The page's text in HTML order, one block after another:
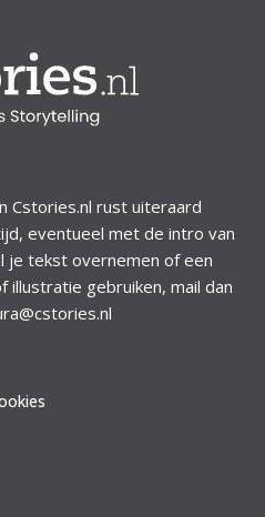
Cstories.nl rust uiteraard
eventueel met de intro van
je tekst overnemen of een
gebruiken, mail dan